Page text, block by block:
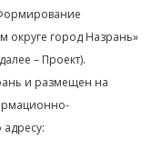
округе город Назрань»
– Проект).
и размещен на